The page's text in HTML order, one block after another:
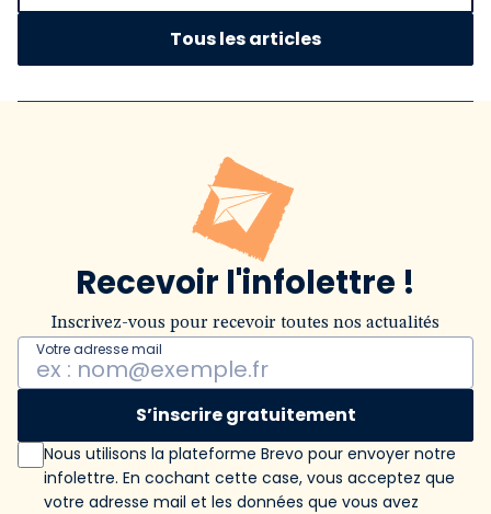
Tous les articles
Recevoir l'infolettre !
Inscrivez-vous pour recevoir toutes nos actualités
Votre adresse mail
S’inscrire gratuitement
Nous utilisons la plateforme Brevo pour envoyer notre
infolettre. En cochant cette case, vous acceptez que
votre adresse mail et les données que vous avez